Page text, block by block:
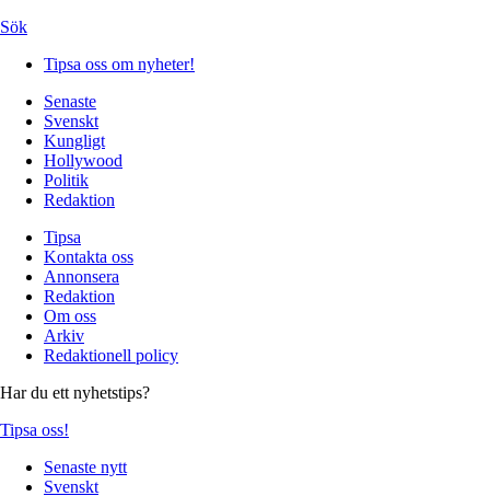
Sök
Tipsa oss om nyheter!
Senaste
Svenskt
Kungligt
Hollywood
Politik
Redaktion
Tipsa
Kontakta oss
Annonsera
Redaktion
Om oss
Arkiv
Redaktionell policy
Har du ett nyhetstips?
Tipsa oss!
Senaste nytt
Svenskt